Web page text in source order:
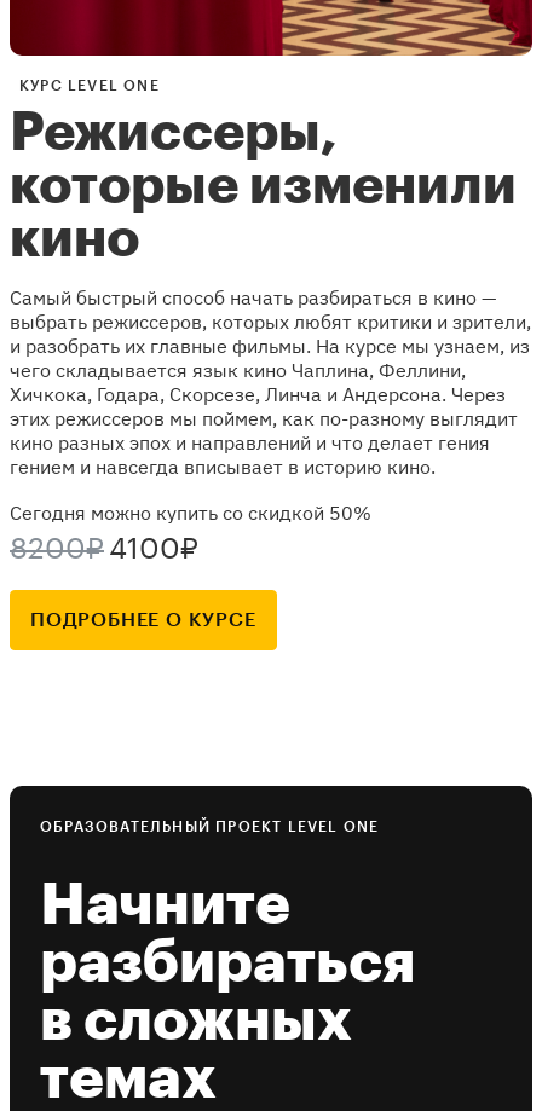
КУРС LEVEL ONE
Режиссеры,
которые изменили
кино
Самый быстрый способ начать разбираться в кино —
выбрать режиссеров, которых любят критики и зрители,
и разобрать их главные фильмы. На курсе мы узнаем, из
чего складывается язык кино Чаплина, Феллини,
Хичкока, Годара, Скорсезе, Линча и Андерсона. Через
этих режиссеров мы поймем, как по-разному выглядит
кино разных эпох и направлений и что делает гения
гением и навсегда вписывает в историю кино.
Сегодня можно купить со скидкой 50%
8200₽ 4100₽
ПОДРОБНЕЕ О КУРСЕ
ОБРАЗОВАТЕЛЬНЫЙ ПРОЕКТ LEVEL ONE
Начните
разбираться
в сложных
темах